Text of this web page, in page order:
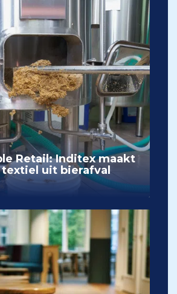
Retail: Inditex maakt
uit bierafval